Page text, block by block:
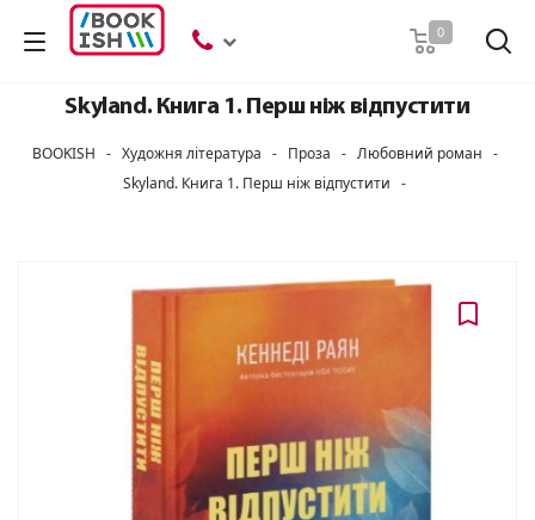
0
Skyland. Книга 1. Перш ніж відпустити
BOOKISH - Художня література - Проза - Любовний роман -
Skyland. Книга 1. Перш ніж відпустити -